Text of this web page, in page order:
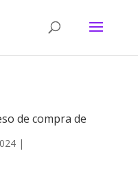
de compra de
|